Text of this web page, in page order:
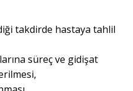
takdirde hastaya tahlil
süreç ve gidişat